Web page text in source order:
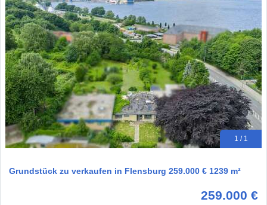
1 / 1
Grundstück zu verkaufen in Flensburg 259.000 € 1239 m²
259.000 €